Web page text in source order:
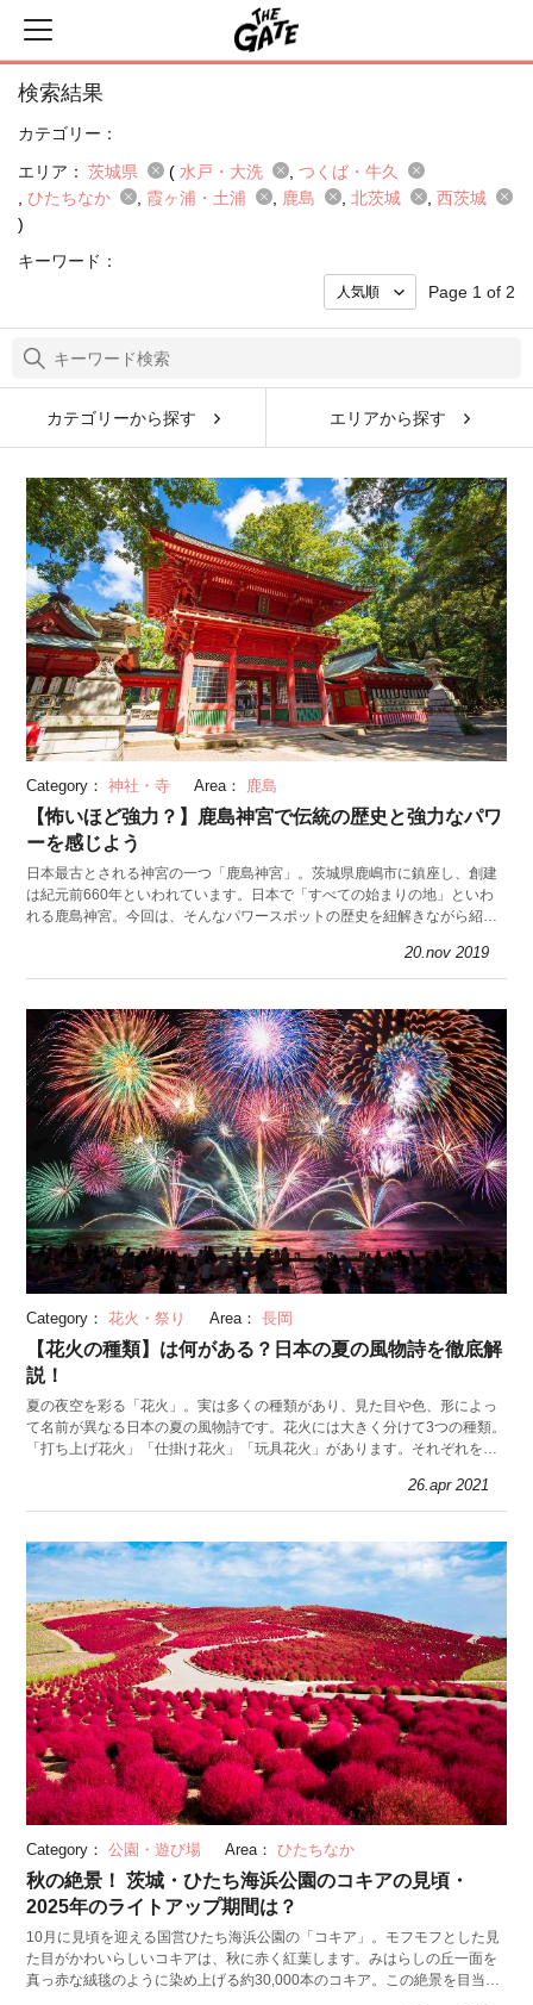
検索結果
カテゴリー：
エリア： 茨城県 ( 水戸・大洗
つくば・牛久
ひたちなか
霞ヶ浦・土浦 鹿島 北茨城
西茨城
)
キーワード：
Page 1 of 2
カテゴリーから探す エリアから探す
Category： 神社・寺 Area： 鹿島
【怖いほど強力？】鹿島神宮で伝統の歴史と強力なパワ
ーを感じよう
日本最古とされる神宮の一つ「鹿島神宮」。茨城県鹿嶋市に鎮座し、創建
は紀元前660年といわれています。日本で「すべての始まりの地」といわ
れる鹿島神宮。今回は、そんなパワースポットの歴史を紐解きながら紹介
20.nov 2019
Category： 花火・祭り Area： 長岡
【花火の種類】は何がある？日本の夏の風物詩を徹底解
説！
夏の夜空を彩る「花火」。実は多くの種類があり、見た目や色、形によっ
て名前が異なる日本の夏の風物詩です。花火には大きく分けて3つの種類。
「打ち上げ花火」「仕掛け花火」「玩具花火」があります。それぞれを詳
26.apr 2021
Category： 公園・遊び場 Area： ひたちなか
秋の絶景！ 茨城・ひたち海浜公園のコキアの見頃・
2025年のライトアップ期間は？
10月に見頃を迎える国営ひたち海浜公園の「コキア」。モフモフとした見
た目がかわいらしいコキアは、秋に赤く紅葉します。みはらしの丘一面を
真っ赤な絨毯のように染め上げる約30,000本のコキア。この絶景を目当て